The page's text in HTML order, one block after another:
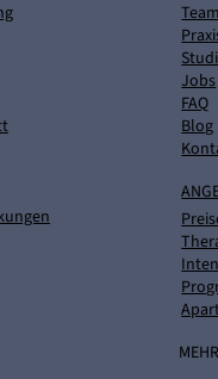
Jobs
FAQ
Blog
MEHR